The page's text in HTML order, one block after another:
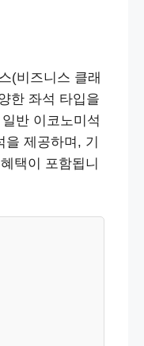
(비즈니스 클래
한 좌석 타입을
반 이코노미석
제공하며, 기
택이 포함됩니